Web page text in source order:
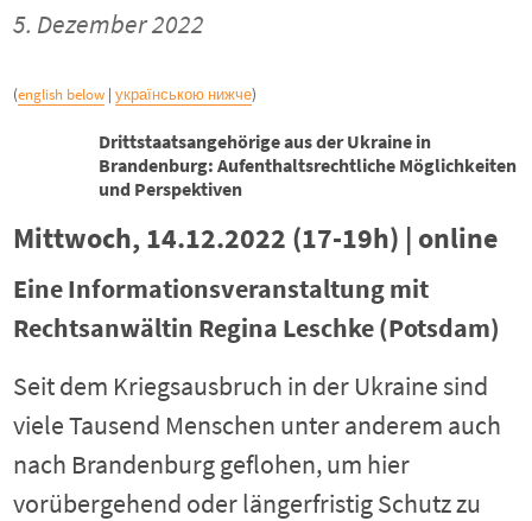
5. Dezember 2022
(english below |українською нижче)
Drittstaatsangehörige aus der Ukraine in
Brandenburg: Aufenthaltsrechtliche Möglichkeiten
und Perspektiven
Mittwoch, 14.12.2022 (17-19h) | online
Eine Informationsveranstaltung mit
Rechtsanwältin Regina Leschke (Potsdam)
Seit dem Kriegsausbruch in der Ukraine sind
viele Tausend Menschen unter anderem auch
nach Brandenburg geflohen, um hier
vorübergehend oder längerfristig Schutz zu